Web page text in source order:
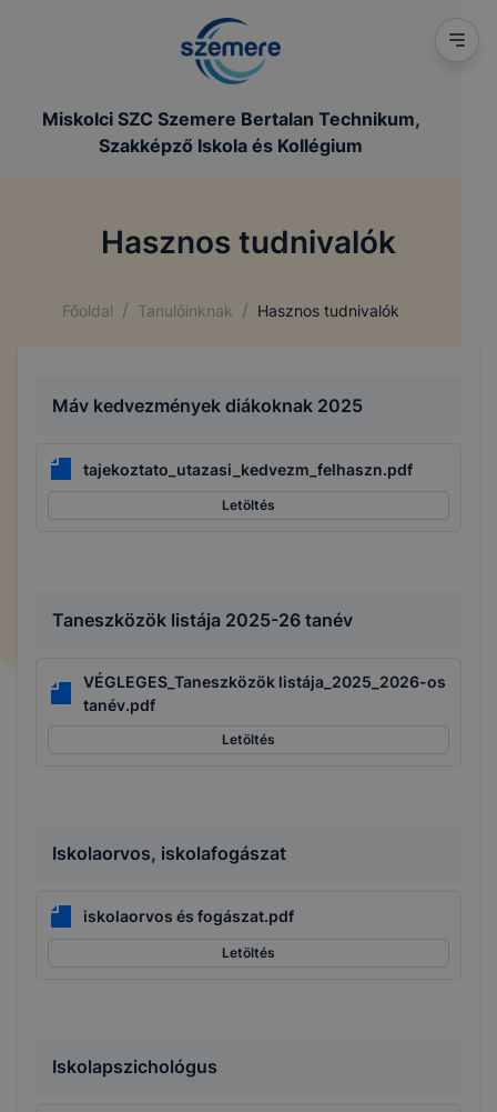
Miskolci SZC Szemere Bertalan Technikum,
Szakképző Iskola és Kollégium
Hasznos tudnivalók
Főoldal / Tanulóinknak / Hasznos tudnivalók
Máv kedvezmények diákoknak 2025
tajekoztato_utazasi_kedvezm_felhaszn.pdf
Letöltés
Taneszközök listája 2025-26 tanév
VÉGLEGES_Taneszközök listája_2025_2026-os
tanév.pdf
Letöltés
Iskolaorvos, iskolafogászat
iskolaorvos és fogászat.pdf
Letöltés
Iskolapszichológus